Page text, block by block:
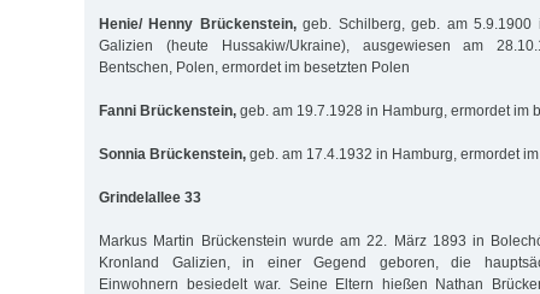
Henie/ Henny Brückenstein,geb. Schilberg, geb. am 5.9.1900
Galizien (heute Hussakiw/Ukraine), ausgewiesen am
Bentschen, Polen, ermordet im besetzten Polen
Fanni Brückenstein, geb. am 19.7.1928 in Hamburg, ermordet im
Sonnia Brückenstein, geb. am 17.4.1932 in Hamburg, ermordet
Grindelallee 33
Markus Martin Brückenstein wurde am 22. März 1893 in
Kronland Galizien, in einer Gegend geboren, die
Einwohnern besiedelt war. Seine Eltern hießen Nathan